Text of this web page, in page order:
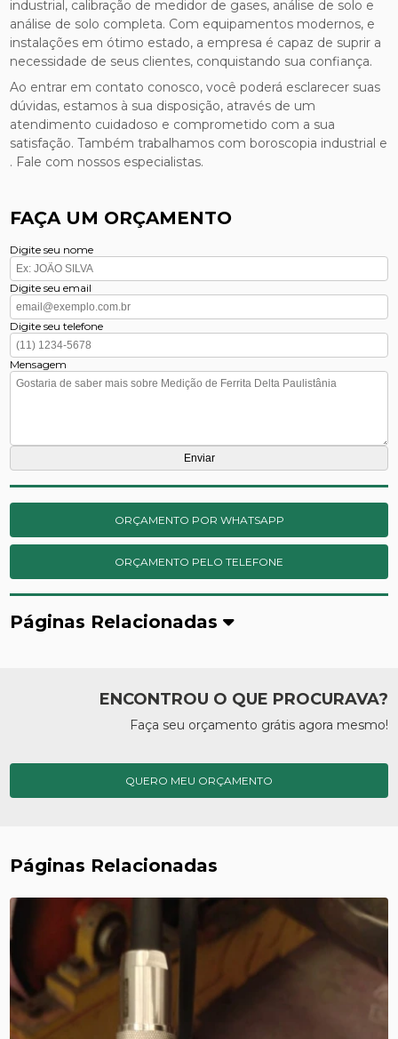
industrial, calibração de medidor de gases, análise de solo e
análise de solo completa. Com equipamentos modernos, e
instalações em ótimo estado, a empresa é capaz de suprir a
necessidade de seus clientes, conquistando sua confiança.
Ao entrar em contato conosco, você poderá esclarecer suas
dúvidas, estamos à sua disposição, através de um
atendimento cuidadoso e comprometido com a sua
satisfação. Também trabalhamos com boroscopia industrial e
. Fale com nossos especialistas.
FAÇA UM ORÇAMENTO
Digite seu nome
Digite seu email
Digite seu telefone
Mensagem
ORÇAMENTO POR WHATSAPP
ORÇAMENTO PELO TELEFONE
Páginas Relacionadas
ENCONTROU O QUE PROCURAVA?
Faça seu orçamento grátis agora mesmo!
QUERO MEU ORÇAMENTO
Páginas Relacionadas